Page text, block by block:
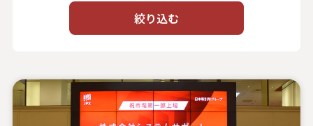
English
U.S. FrontLine
絞り込む